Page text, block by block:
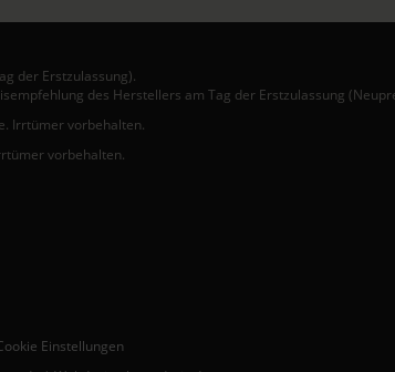
der Erstzulassung).
des Herstellers am Tag der Erstzulassung
Irrtümer vorbehalten.
vorbehalten.
Einstellungen